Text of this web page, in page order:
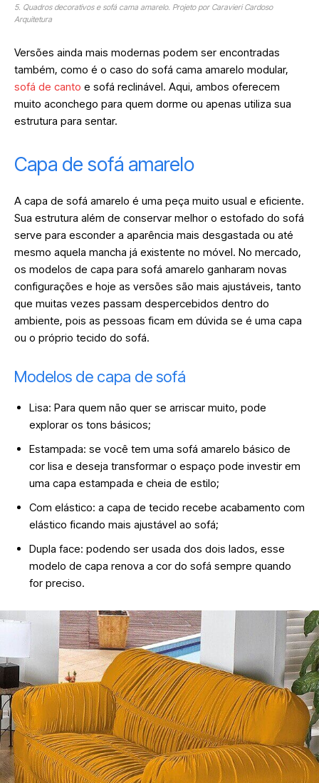
5. Quadros decorativos e sofá cama amarelo. Projeto por Caravieri Cardoso
Arquitetura
Versões ainda mais modernas podem ser encontradas
também, como é o caso do sofá cama amarelo modular,
sofá de canto e sofá reclinável. Aqui, ambos oferecem
muito aconchego para quem dorme ou apenas utiliza sua
estrutura para sentar.
Capa de sofá amarelo
A capa de sofá amarelo é uma peça muito usual e eficiente.
Sua estrutura além de conservar melhor o estofado do sofá
serve para esconder a aparência mais desgastada ou até
mesmo aquela mancha já existente no móvel. No mercado,
os modelos de capa para sofá amarelo ganharam novas
configurações e hoje as versões são mais ajustáveis, tanto
que muitas vezes passam despercebidos dentro do
ambiente, pois as pessoas ficam em dúvida se é uma capa
ou o próprio tecido do sofá.
Modelos de capa de sofá
Lisa: Para quem não quer se arriscar muito, pode
explorar os tons básicos;
Estampada: se você tem uma sofá amarelo básico de
cor lisa e deseja transformar o espaço pode investir em
uma capa estampada e cheia de estilo;
Com elástico: a capa de tecido recebe acabamento com
elástico ficando mais ajustável ao sofá;
Dupla face: podendo ser usada dos dois lados, esse
modelo de capa renova a cor do sofá sempre quando
for preciso.